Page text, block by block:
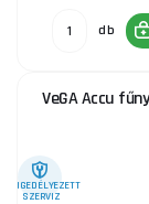
db
VeGA Accu
ENGEDÉLYEZETT
SZERVIZ